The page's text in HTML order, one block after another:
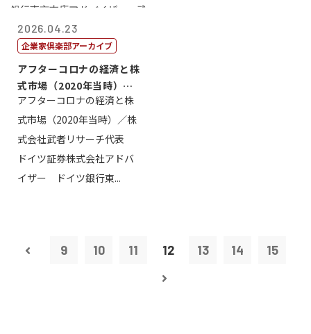
2026.04.23
企業家倶楽部アーカイブ
アフターコロナの経済と株
式市場（2020年当時）／
株式会社武...
アフターコロナの経済と株
式市場（2020年当時）／株
式会社武者リサーチ代表
ドイツ証券株式会社アドバ
イザー ドイツ銀行東...
9 10 11 12 13 14 15